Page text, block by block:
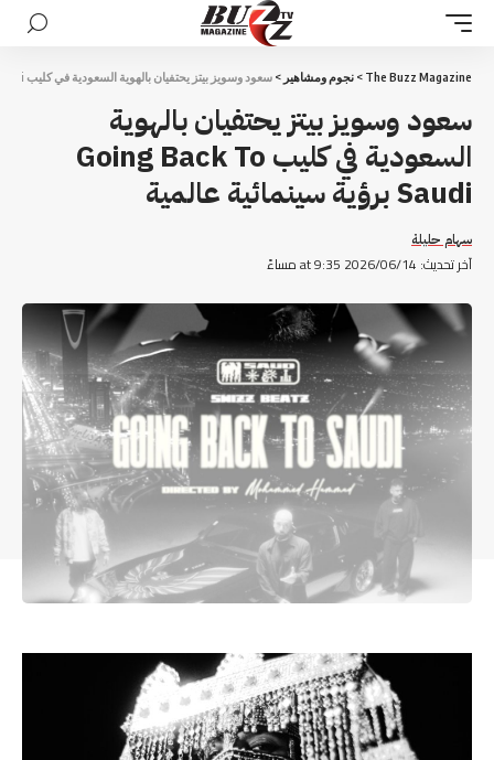
The Buzz Magazine
> نجوم ومشاهير > سعود وسويز بيتز يحتفيان بالهوية السعودية في كليب Going Back To Saudi برؤية سينمائية عالمية
سعود وسويز بيتز يحتفيان بالهوية
السعودية في كليب Going Back To
Saudi برؤية سينمائية عالمية
آخر تحديث: 2026/06/14 at 9:35 مساءً
سهام حليلة